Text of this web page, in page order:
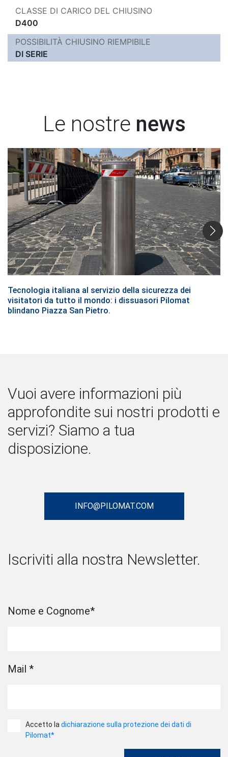
CLASSE DI CARICO DEL CHIUSINO
D400
POSSIBILITÀ CHIUSINO RIEMPIBILE
DI SERIE
Le nostre news
Tecnologia italiana al servizio della sicurezza dei
visitatori da tutto il mondo: i dissuasori Pilomat
blindano Piazza San Pietro.
Vuoi avere informazioni più
approfondite sui nostri prodotti e
servizi? Siamo a tua
disposizione.
INFO@PILOMAT.COM
Iscriviti alla nostra Newsletter.
Nome e Cognome*
Mail *
Accetto la dichiarazione sulla protezione dei dati di
Pilomat*